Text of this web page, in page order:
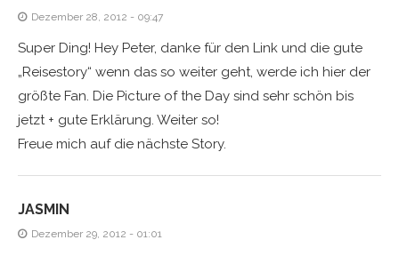
Dezember 28, 2012 - 09:47
Super Ding! Hey Peter, danke für den Link und die gute
„Reisestory“ wenn das so weiter geht, werde ich hier der
größte Fan. Die Picture of the Day sind sehr schön bis
jetzt + gute Erklärung. Weiter so!
Freue mich auf die nächste Story.
JASMIN
Dezember 29, 2012 - 01:01